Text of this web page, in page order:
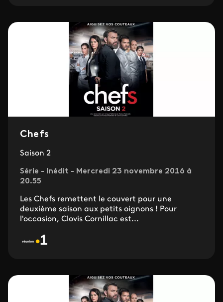
Chefs
Saison 2
Série - Inédit - Mercredi 23 novembre 2016 à
20.55
Les Chefs remettent le couvert pour une
deuxième saison aux petits oignons ! Pour
l'occasion, Clovis Cornillac est...